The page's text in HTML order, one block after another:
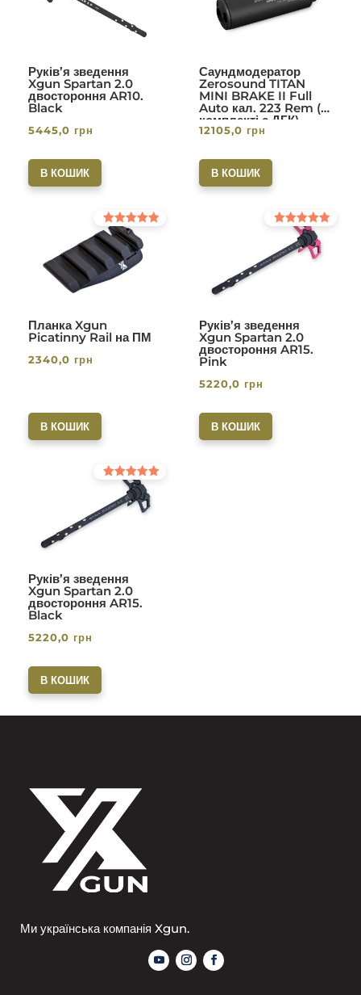
Руків’я зведення
Xgun Spartan 2.0
двостороння AR10.
Black
5445,0 грн
В КОШИК
Саундмодератор
Zerosound TITAN
MINI BRAKE II Full
Auto кал. 223 Rem (в
комплекті с ДГК)
різьба 1/2-28. Вlack
12105,0 грн
В КОШИК
Планка Xgun
Picatinny Rail на ПМ
Оцінено в
5.00
з 5
2340,0 грн
В КОШИК
Руків’я зведення
Xgun Spartan 2.0
двостороння AR15.
Pink
Оцінено в
з 5
5220,0 грн
В КОШИК
Руків’я зведення
Xgun Spartan 2.0
двостороння AR15.
Black
Оцінено в
з 5
5220,0 грн
В КОШИК
Ми українська компанія Xgun.